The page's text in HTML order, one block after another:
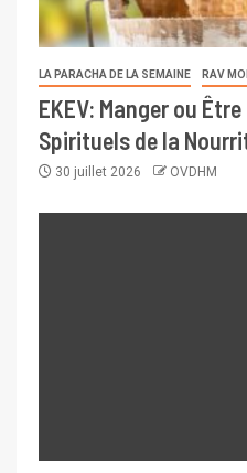
LA PARACHA DE LA SEMAINE RAV
EKEV: Manger ou
Spirituels de la
30 juillet 2026 OVDHM